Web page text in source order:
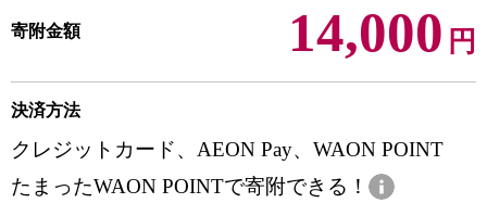
寄附金額 14,000 円
決済方法
クレジットカード、AEON Pay、WAON POINT
たまったWAON POINTで寄附できる！